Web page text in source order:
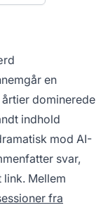
en
dominerede
indhold
mod AI-
svar,
Mellem
fra